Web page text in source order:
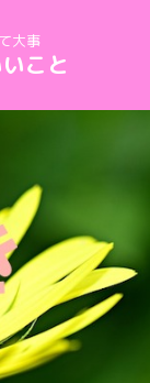
大事
こと